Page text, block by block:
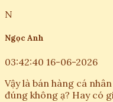
N
Ngọc Anh
03:42:40 16-06-2026
Vậy là bán hàng cá
đúng không ạ? Hay có